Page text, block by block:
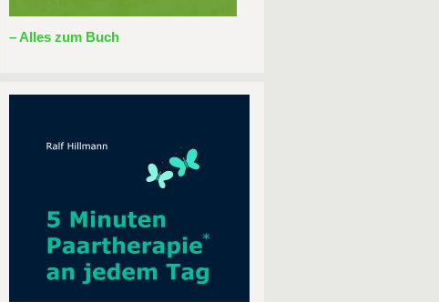
– Alles zum Buch